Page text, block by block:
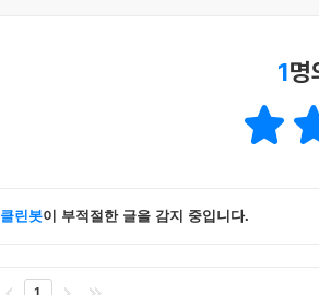
1명
클린봇이 부적절한 글을 감지 중입니다.